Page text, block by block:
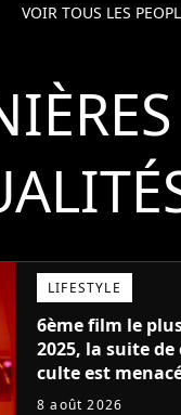
VOIR TOUS LES
LIFESTYLE
6ème film le
2025, la suite
culte est
claque la porte
8 août 2026